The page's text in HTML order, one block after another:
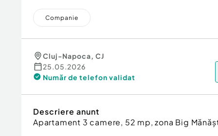
Companie
Cluj-Napoca, CJ
25.05.2026
Număr de telefon validat
Descriere anunt
Apartament 3 camere, 52 mp, zona Big